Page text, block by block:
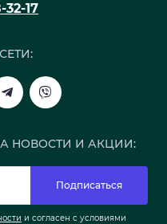
17
НОВОСТИ И АКЦИИ:
Подписаться
и согласен с условиями